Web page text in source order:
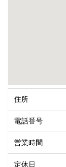
住所
電話番号
営業時間
定休日